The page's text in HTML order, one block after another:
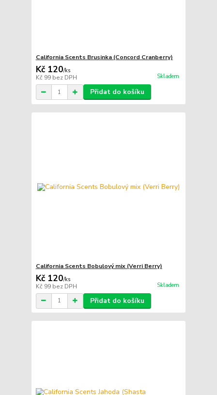
California Scents Brusinka (Concord Cranberry)
Kč 120/ks
Kč 99 bez DPH Skladem
Přidat do košíku
California Scents Bobulový mix (Verri Berry)
Kč 120/ks
Kč 99 bez DPH Skladem
Přidat do košíku